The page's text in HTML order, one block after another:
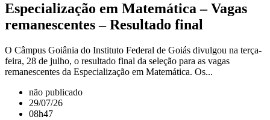
Especialização em Matemática – Vagas
remanescentes – Resultado final
O Câmpus Goiânia do Instituto Federal de Goiás divulgou na terça-
feira, 28 de julho, o resultado final da seleção para as vagas
remanescentes da Especialização em Matemática. Os...
não publicado
29/07/26
08h47